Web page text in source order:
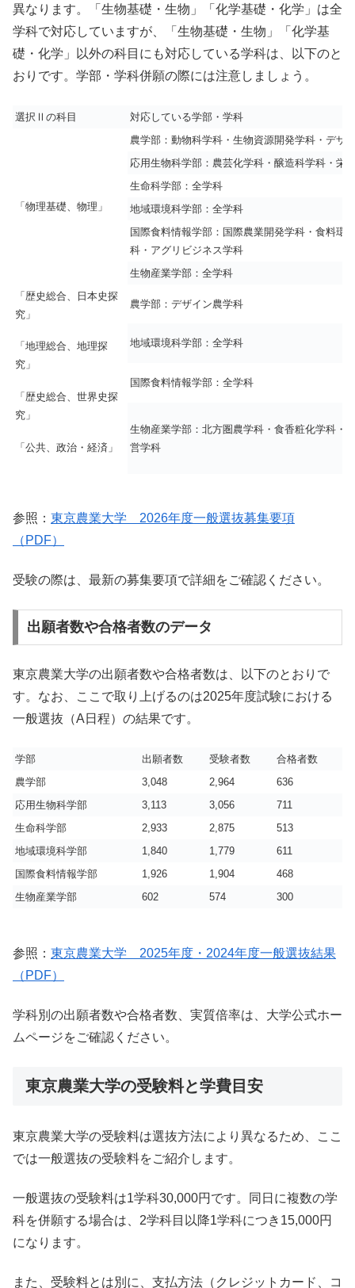
異なります。「生物基礎・生物」「化学基礎・化学」は全
学科で対応していますが、「生物基礎・生物」「化学基
礎・化学」以外の科目にも対応している学科は、以下のと
おりです。学部・学科併願の際には注意しましょう。
選択Ⅱの科目 対応している学部・学科
「物理基礎、物理」
農学部：動物科学科・生物資源開発学科・デザ
応用生物科学部：農芸化学科・醸造科学科・栄
生命科学部：全学科
地域環境科学部：全学科
国際食料情報学部：国際農業開発学科・食料環
科・アグリビジネス学科
生物産業学部：全学科
「歴史総合、日本史探
究」
「地理総合、地理探
究」
「歴史総合、世界史探
究」
「公共、政治・経済」
農学部：デザイン農学科
地域環境科学部：全学科
国際食料情報学部：全学科
生物産業学部：北方圏農学科・食香粧化学科・
営学科
参照： 東京農業大学 2026年度一般選抜募集要項
（PDF）
受験の際は、最新の募集要項で詳細をご確認ください。
出願者数や合格者数のデータ
東京農業大学の出願者数や合格者数は、以下のとおりで
す。なお、ここで取り上げるのは2025年度試験における
一般選抜（A日程）の結果です。
学部 出願者数 受験者数 合格者数
農学部
3,048 2,964 636
応用生物科学部
3,113 3,056 711
生命科学部
2,933 2,875 513
地域環境科学部
1,840 1,779 611
国際食料情報学部
1,926 1,904 468
生物産業学部
602 574 300
参照： 東京農業大学 2025年度・2024年度一般選抜結果
（PDF）
学科別の出願者数や合格者数、実質倍率は、大学公式ホー
ムページをご確認ください。
東京農業大学の受験料と学費目安
東京農業大学の受験料は選抜方法により異なるため、ここ
では一般選抜の受験料をご紹介します。
一般選抜の受験料は1学科30,000円です。同日に複数の学
科を併願する場合は、2学科目以降1学科につき15,000円
になります。
また、受験料とは別に、支払方法（クレジットカード、コ